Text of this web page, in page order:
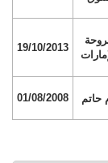
19/10/2013
حاتم 01/08/2008